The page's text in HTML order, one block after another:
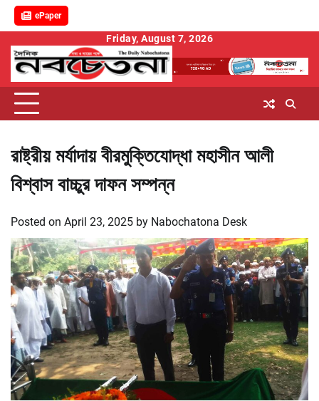
ePaper
content
Friday, August 7, 2026
রাষ্ট্রীয় মর্যাদায় বীরমুক্তিযোদ্ধা মহাসীন আলী
বিশ্বাস বাচ্চুর দাফন সম্পন্ন
Posted on April 23, 2025 by Nabochatona Desk